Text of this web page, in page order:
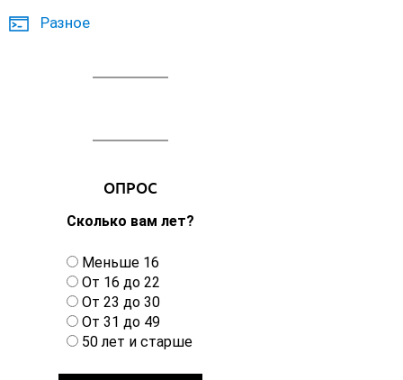
Разное
ОПРОС
Сколько вам лет?
В
а
р
и
а
Меньше 16
От 16 до 22
От 23 до 30
От 31 до 49
50 лет и старше